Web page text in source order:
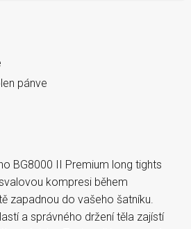
pánve
BG8000 II Premium long tights
kompresi během
zapadnou do vašeho šatníku.
a správného držení těla zajístí